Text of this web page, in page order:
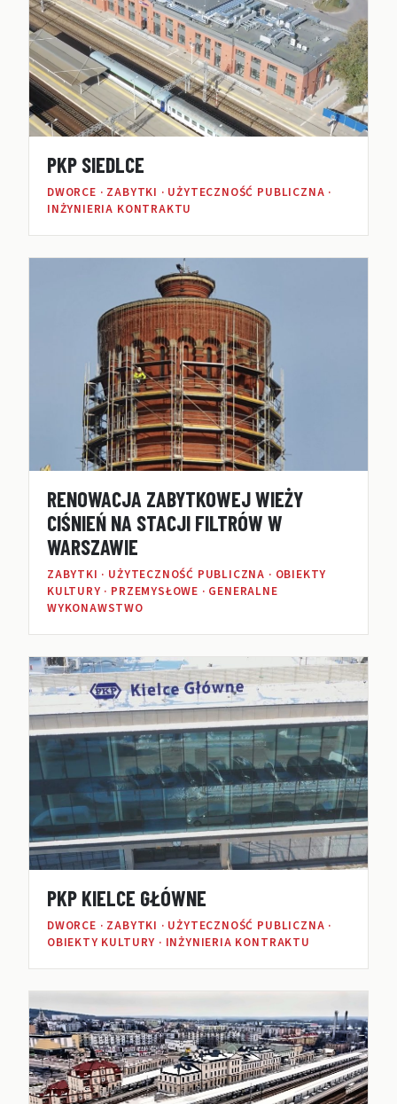
PKP SIEDLCE
DWORCE · ZABYTKI · UŻYTECZNOŚĆ PUBLICZNA ·
INŻYNIERIA KONTRAKTU
RENOWACJA ZABYTKOWEJ WIEŻY
CIŚNIEŃ NA STACJI FILTRÓW W
WARSZAWIE
ZABYTKI · UŻYTECZNOŚĆ PUBLICZNA · OBIEKTY
KULTURY · PRZEMYSŁOWE · GENERALNE
WYKONAWSTWO
PKP KIELCE GŁÓWNE
DWORCE · ZABYTKI · UŻYTECZNOŚĆ PUBLICZNA ·
OBIEKTY KULTURY · INŻYNIERIA KONTRAKTU